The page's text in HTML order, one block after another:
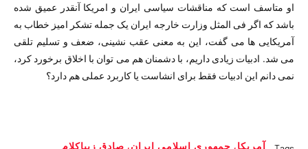
او متاسف است که مناقشات سیاسی ایران و امریکا آنقدر عمیق شده
باشد که اگر فی المثل وزارت خارجه ایران یک جمله تشکر امیز خطاب به
آمریکایی ها می گفت، این به معنی عقب نشینی، ضعف و تسلیم تلقی
می شد. ادبیات زیادی داریم، با دشمنان هم می توان با اخلاق برخورد کرد،
نمی دانم این ادبیات فقط برای انشاست یا کاربرد عملی هم دارد؟
آمریکا, جمهوری اسلامی ایران, صادق زیباکلام